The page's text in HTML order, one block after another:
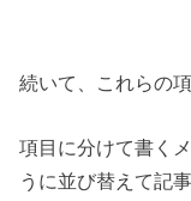
続いて、これらの
項目に分けて書く
うに並び替えて記